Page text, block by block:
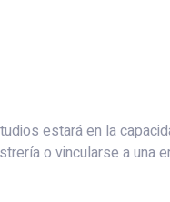
estará en la
o vincularse a una